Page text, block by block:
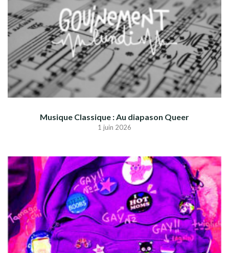
Musique Classique : Au diapason Queer
1 juin 2026